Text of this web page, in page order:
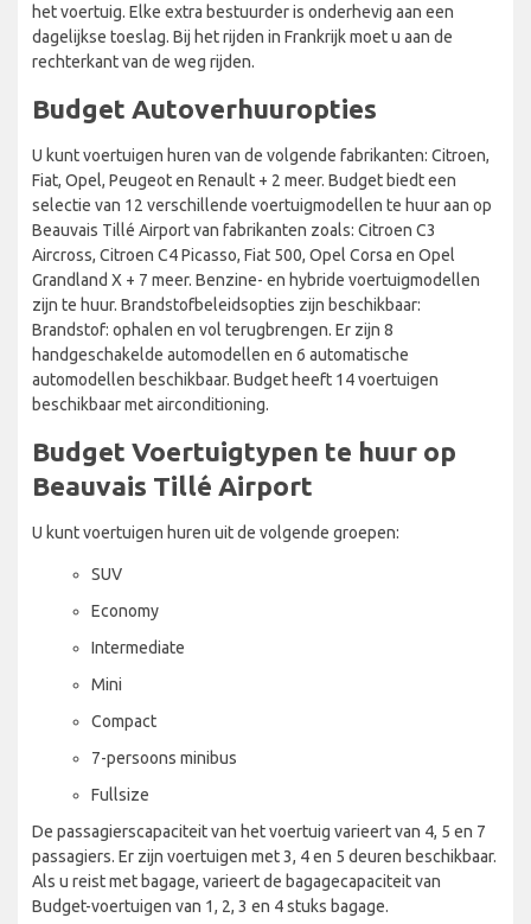
het voertuig. Elke extra bestuurder is onderhevig aan een
dagelijkse toeslag. Bij het rijden in Frankrijk moet u aan de
rechterkant van de weg rijden.
Budget Autoverhuuropties
U kunt voertuigen huren van de volgende fabrikanten: Citroen,
Fiat, Opel, Peugeot en Renault + 2 meer. Budget biedt een
selectie van 12 verschillende voertuigmodellen te huur aan op
Beauvais Tillé Airport van fabrikanten zoals: Citroen C3
Aircross, Citroen C4 Picasso, Fiat 500, Opel Corsa en Opel
Grandland X + 7 meer. Benzine- en hybride voertuigmodellen
zijn te huur. Brandstofbeleidsopties zijn beschikbaar:
Brandstof: ophalen en vol terugbrengen. Er zijn 8
handgeschakelde automodellen en 6 automatische
automodellen beschikbaar. Budget heeft 14 voertuigen
beschikbaar met airconditioning.
Budget Voertuigtypen te huur op
Beauvais Tillé Airport
U kunt voertuigen huren uit de volgende groepen:
SUV
Economy
Intermediate
Mini
Compact
7-persoons minibus
Fullsize
De passagierscapaciteit van het voertuig varieert van 4, 5 en 7
passagiers. Er zijn voertuigen met 3, 4 en 5 deuren beschikbaar.
Als u reist met bagage, varieert de bagagecapaciteit van
Budget-voertuigen van 1, 2, 3 en 4 stuks bagage.